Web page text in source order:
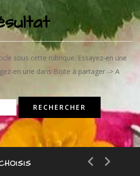
sous cette rubrique. Essayez-en une
en une dans Boite à partager -> A